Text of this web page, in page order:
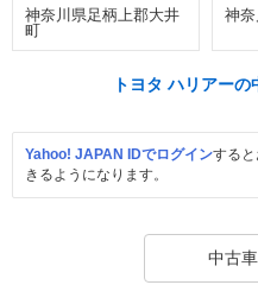
神奈川県足柄上郡大井
町
神
トヨタ ハリアー
Yahoo! JAPAN IDでログインする
きるようになります。
中古